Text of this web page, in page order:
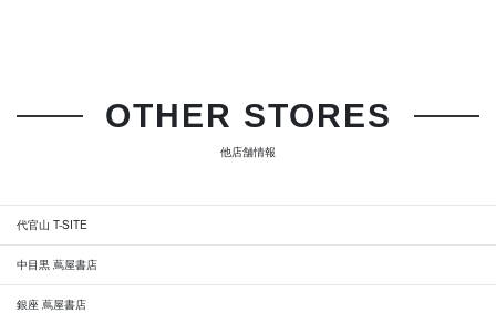
OTHER STORES
他店舗情報
代官山 T-SITE
中目黒 蔦屋書店
銀座 蔦屋書店